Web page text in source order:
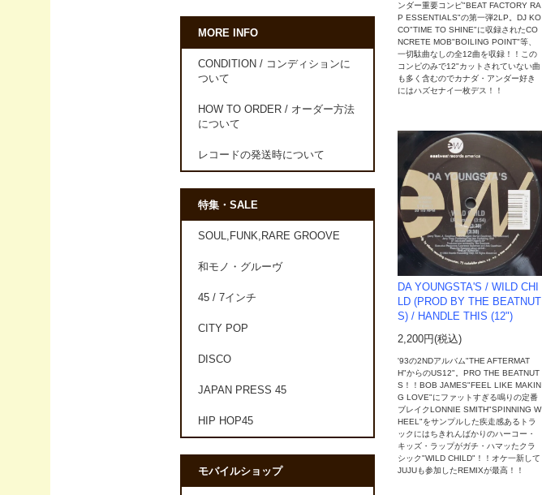
ンダー重要コンピ"BEAT FACTORY RA
P ESSENTIALS"の第一弾2LP。DJ KO
CO"TIME TO SHINE"に収録されたCO
NCRETE MOB"BOILING POINT"等、
一切駄曲なしの全12曲を収録！！この
コンピのみで12"カットされていない曲
も多く含むのでカナダ・アンダー好き
にはハズセナイ一枚デス！！
DA YOUNGSTA'S / WILD CHI
LD (PROD BY THE BEATNUT
S) / HANDLE THIS (12")
2,200円(税込)
'93の2NDアルバム"THE AFTERMAT
H"からのUS12"。PRO THE BEATNUT
S！！BOB JAMES"FEEL LIKE MAKIN
G LOVE"にファットすぎる鳴りの定番
ブレイクLONNIE SMITH"SPINNING W
HEEL"をサンプルした疾走感あるトラ
ックにはちきれんばかりのハーコー・
キッズ・ラップがガチ・ハマッたクラ
シック"WILD CHILD"！！オケ一新して
JUJUも参加したREMIXが最高！！
MORE INFO
CONDITION / コンディションに
ついて
HOW TO ORDER / オーダー方法
について
レコードの発送時について
特集・SALE
SOUL,FUNK,RARE GROOVE
和モノ・グルーヴ
45 / 7インチ
CITY POP
DISCO
JAPAN PRESS 45
HIP HOP45
モバイルショップ